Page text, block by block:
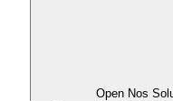
Open Nos